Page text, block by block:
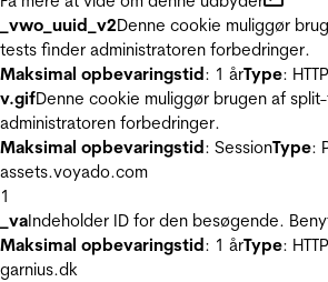
_vwo_uuid_v2Denne cookie muliggør
tests finder administratoren forbedringer.
Maksimal opbevaringstid: 1 årType:
v.gifDenne cookie muliggør brugen af
administratoren forbedringer.
Maksimal opbevaringstid: SessionType:
assets.voyado.com
1
_vaIndeholder ID for den besøgende.
Maksimal opbevaringstid: 1 årType:
garnius.dk